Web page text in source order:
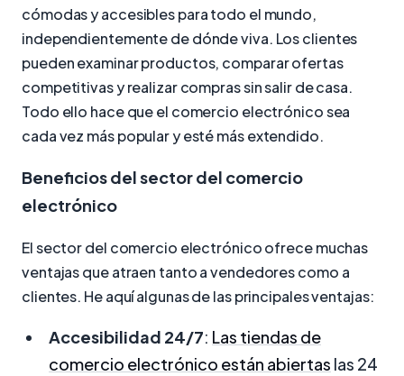
cómodas y accesibles para todo el mundo,
independientemente de dónde viva. Los clientes
pueden examinar productos, comparar ofertas
competitivas y realizar compras sin salir de casa.
Todo ello hace que el comercio electrónico sea
cada vez más popular y esté más extendido.
Beneficios del sector del comercio
electrónico
El sector del comercio electrónico ofrece muchas
ventajas que atraen tanto a vendedores como a
clientes. He aquí algunas de las principales ventajas:
Accesibilidad 24/7: Las tiendas de
comercio electrónico están abiertas las 24